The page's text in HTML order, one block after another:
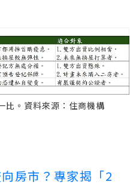
比。資料來源：住商機構
房市？專家揭「2